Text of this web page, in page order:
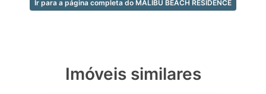
Ir para a página completa do MALIBU BEACH RESIDENCE
Imóveis similares